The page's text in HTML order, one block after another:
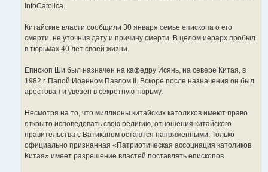
InfoCatolica.
Китайские власти сообщили 30 января семье епископа о его
смерти, не уточнив дату и причину смерти. В целом иерарх пробыл
в тюрьмах 40 лет своей жизни.
Епископ Ши был назначен на кафедру Исянь, на севере Китая, в
1982 г. Папой Иоанном Павлом II. Вскоре после назначения он был
арестован и увезен в секретную тюрьму.
Несмотря на то, что миллионы китайских католиков имеют право
открыто исповедовать свою религию, отношения китайского
правительства с Ватиканом остаются напряженными. Только
официально признанная «Патриотическая ассоциация католиков
Китая» имеет разрешение властей поставлять епископов.